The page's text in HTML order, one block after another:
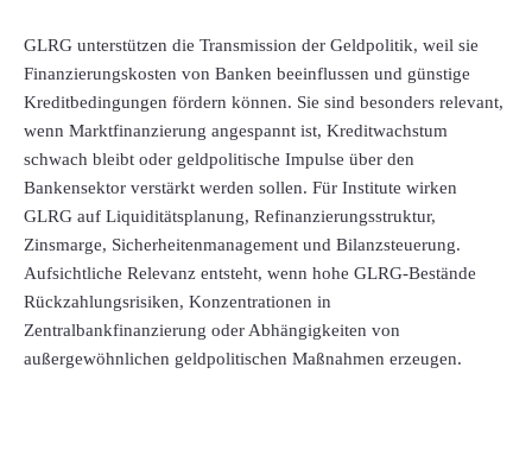
GLRG unterstützen die Transmission der Geldpolitik, weil sie
Finanzierungskosten von Banken beeinflussen und günstige
Kreditbedingungen fördern können. Sie sind besonders relevant,
wenn Marktfinanzierung angespannt ist, Kreditwachstum
schwach bleibt oder geldpolitische Impulse über den
Bankensektor verstärkt werden sollen. Für Institute wirken
GLRG auf Liquiditätsplanung, Refinanzierungsstruktur,
Zinsmarge, Sicherheitenmanagement und Bilanzsteuerung.
Aufsichtliche Relevanz entsteht, wenn hohe GLRG-Bestände
Rückzahlungsrisiken, Konzentrationen in
Zentralbankfinanzierung oder Abhängigkeiten von
außergewöhnlichen geldpolitischen Maßnahmen erzeugen.